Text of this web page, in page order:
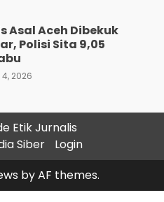
Asal Aceh Dibekuk
Polisi Sita 9,05
2026
Polres
Amankan
Rokok Ilegal
Dan Dua
Pelaku
2026
Etik Jurnalis
Siber
Login
by AF themes.